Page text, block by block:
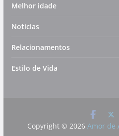
Melhor idade
Notícias
Relacionamentos
Estilo de Vida
Copyright © 2026 Amor de